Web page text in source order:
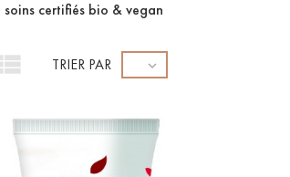
soins certifiés bio & vegan
TRIER PAR 